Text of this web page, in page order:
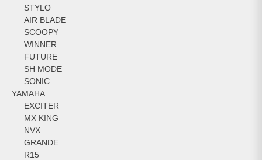
STYLO
AIR BLADE
SCOOPY
WINNER
FUTURE
SH MODE
SONIC
YAMAHA
EXCITER
MX KING
NVX
GRANDE
R15